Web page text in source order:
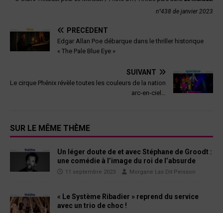
n°438 de janvier 2023
PRÉCÉDENT
Edgar Allan Poe débarque dans le thriller historique
« The Pale Blue Eye »
SUIVANT
Le cirque Phénix révèle toutes les couleurs de la nation
arc-en-ciel…
SUR LE MÊME THÈME
Un léger doute de et avec Stéphane de Groodt :
une comédie à l’image du roi de l’absurde
11 septembre 2023 Morgane Las Dit Peisson
« Le Système Ribadier » reprend du service
avec un trio de choc !